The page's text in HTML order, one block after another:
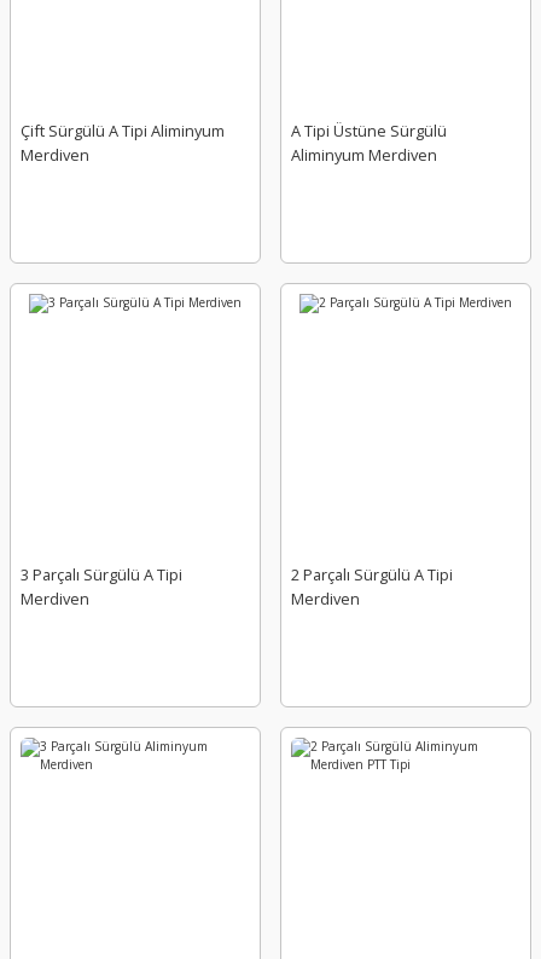
Çift Sürgülü A Tipi Aliminyum
Merdiven
A Tipi Üstüne Sürgülü
Aliminyum Merdiven
3 Parçalı Sürgülü A Tipi
Merdiven
2 Parçalı Sürgülü A Tipi
Merdiven